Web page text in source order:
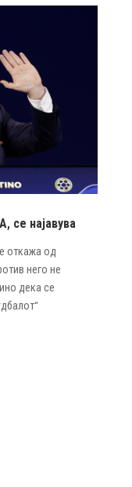
се најавува
откажа од
него не
дека се